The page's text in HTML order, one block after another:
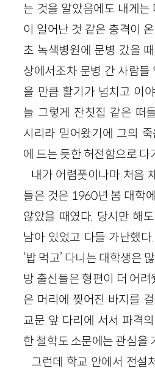
는 것을 알았음에도 내게는
이 일어난 것 같은 충격이
초 녹색병원에 문병 갔을
상에서조차 문병 간 사람들
을 만큼 활기가 넘치고 이
늘 그렇게 잔칫집 같은 떠
시리라 믿어왔기에 그의
에 드는 듯한 허전함으로 다
내가 어렴풋이나마 처음
들은 것은 1960년 봄 대학
않았을 때였다. 당시만 해
남아 있었고 다들 가난했
‘밥 먹고’ 다니는 대학생은
방 출신들은 형편이 더 어려
은 머리에 찢어진 바지를
교문 앞 다리에 서서 파격
한 철학도 소문에는 관심을
그런데 학교 안에서 전설